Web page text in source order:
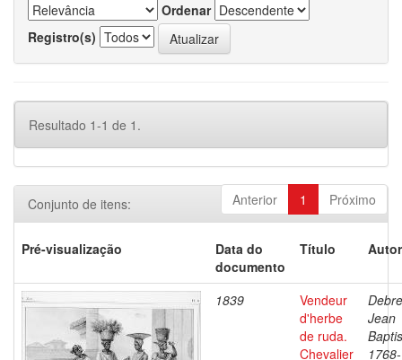
Ordenar
Registro(s)
Resultado 1-1 de 1.
Anterior 1 Próximo
Conjunto de itens:
Pré-visualização
Data do
documento
Título
1839
Vendeur
d'herbe
de ruda.
Chevalier
Jean
1768-